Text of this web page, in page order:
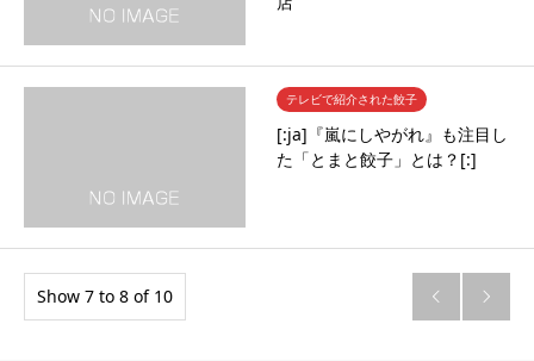
テレビで紹介された餃子
[:ja]『嵐にしやがれ』も注目し
た「とまと餃子」とは？[:]
Show 7 to 8 of 10  